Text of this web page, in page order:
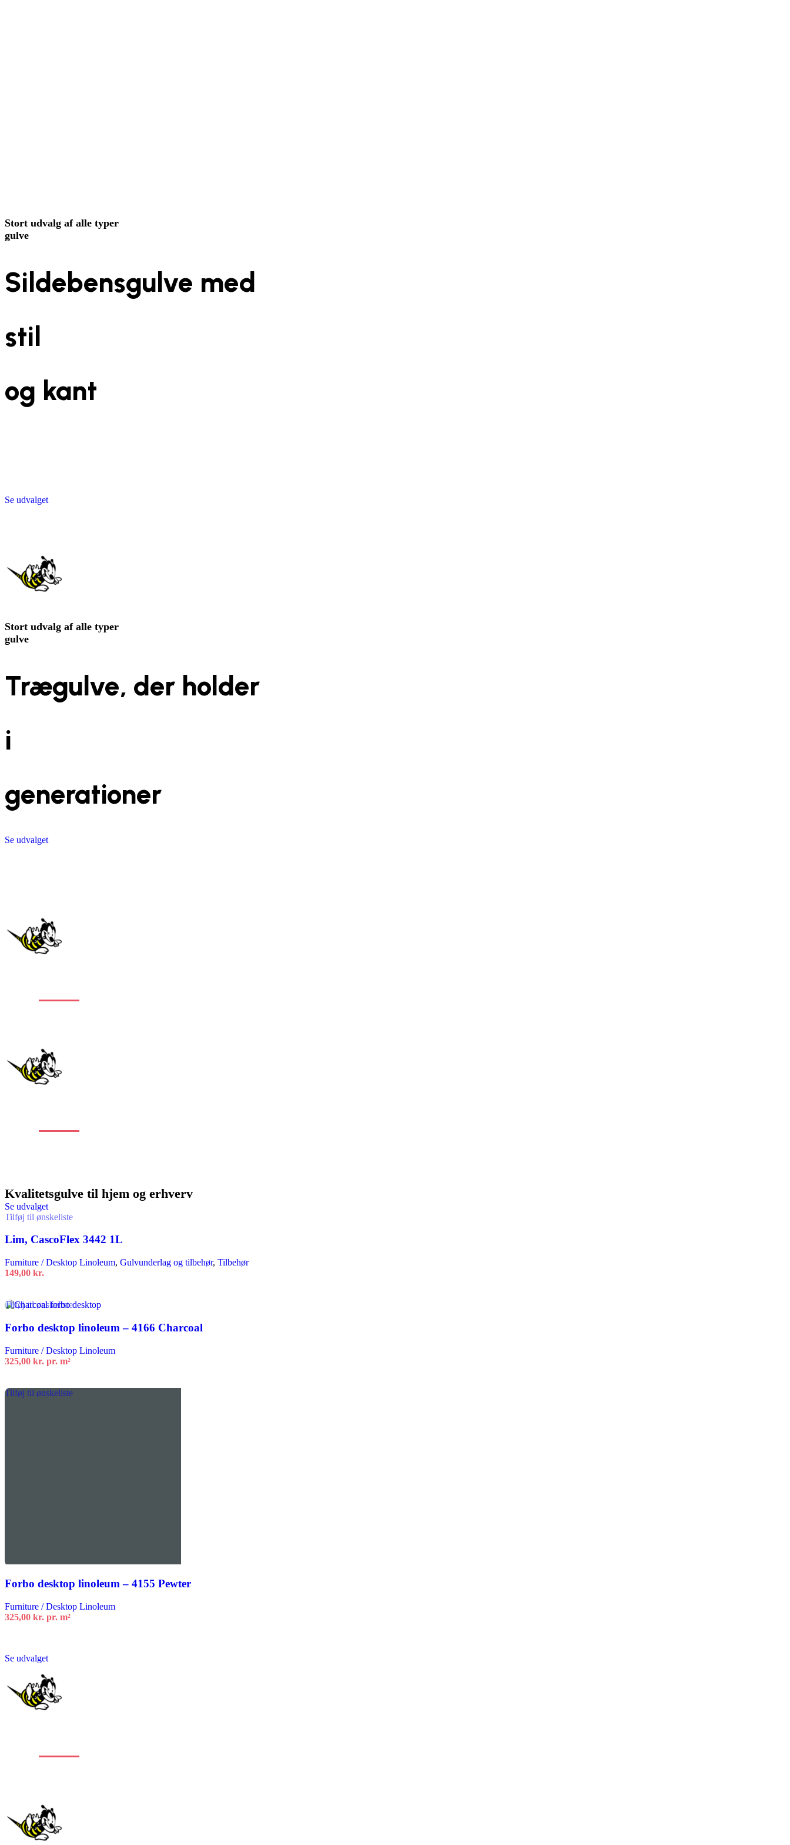
Stort udvalg af alle typer
gulve
Sildebensgulve med
stil
og kant
Se udvalget
Stort udvalg af alle typer
gulve
Trægulve, der holder
i
generationer
Se udvalget
Kvalitetsgulve til hjem og erhverv
Se udvalget
Tilføj til ønskeliste
Lim, CascoFlex 3442 1L
Furniture / Desktop Linoleum, Gulvunderlag og tilbehør, Tilbehør
149,00 kr.
Tilføj til ønskeliste
Forbo desktop linoleum – 4166 Charcoal
Furniture / Desktop Linoleum
325,00 kr. pr. m²
Tilføj til ønskeliste
Forbo desktop linoleum – 4155 Pewter
Furniture / Desktop Linoleum
325,00 kr. pr. m²
Se udvalget